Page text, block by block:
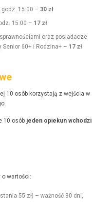
godz. 15:00 – 30 zł
15:00 – 17 zł
oraz posi­adacze
Senior 60+ i Rodz­i­na+ – 17 zł
10 osób korzys­ta­ją z wejś­cia w
10 osób jeden opiekun wchodzi
o wartości:
55 zł) – ważność 30 dni,